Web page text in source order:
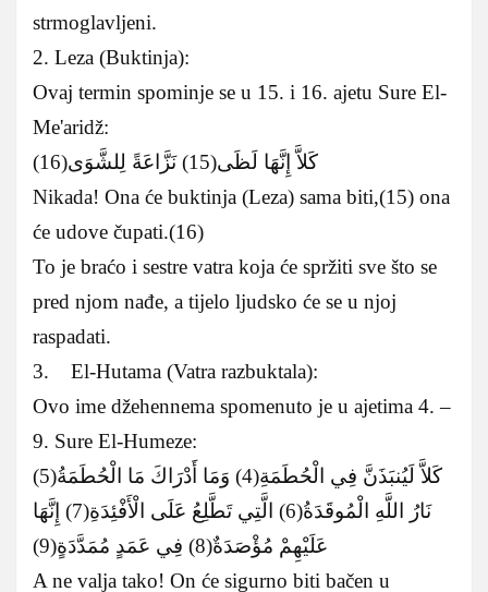
strmoglavljeni.
2. Leza (Buktinja):
Ovaj termin spominje se u 15. i 16. ajetu Sure El-
Me'aridž:
كَلاَّ إِنَّهَا لَظَى(15) نَزَّاعَةً لِلشَّوَى(16)
Nikada! Ona će buktinja (Leza) sama biti,(15) ona
će udove čupati.(16)
To je braćo i sestre vatra koja će spržiti sve što se
pred njom nađe, a tijelo ljudsko će se u njoj
raspadati.
3. El-Hutama (Vatra razbuktala):
Ovo ime džehennema spomenuto je u ajetima 4. –
9. Sure El-Humeze:
كَلاَّ لَيُنبَذَنَّ فِي الْحُطَمَةِ(4) وَمَا أَدْرَاكَ مَا الْحُطَمَةُ(5)
نَارُ اللَّهِ الْمُوقَدَةُ(6) الَّتِي تَطَّلِعُ عَلَى الْأَفْئِدَةِ(7) إِنَّهَا
عَلَيْهِمْ مُؤْصَدَةٌ(8) فِي عَمَدٍ مُمَدَّدَةٍ(9)
A ne valja tako! On će sigurno biti bačen u